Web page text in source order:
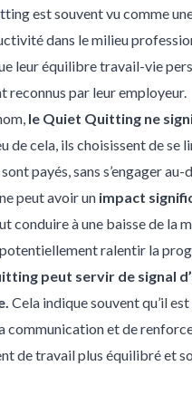
est souvent vu comme
dans le milieu
leur équilibre travail-vie
reconnus par leur employeur.
le Quiet Quitting ne
de cela, ils choisissent de
payés, sans s’engager
peut avoir un impact
conduire à une baisse de la
ralentir la
peut servir de signal
Cela indique souvent qu’il
communication et de
de travail plus équilibré et